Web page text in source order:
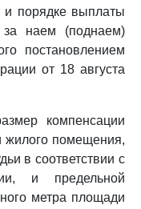
порядке выплаты
за наем (поднаем)
постановлением
от 18 августа
компенсации
жилого помещения,
в соответствии с
и предельной
метра площади